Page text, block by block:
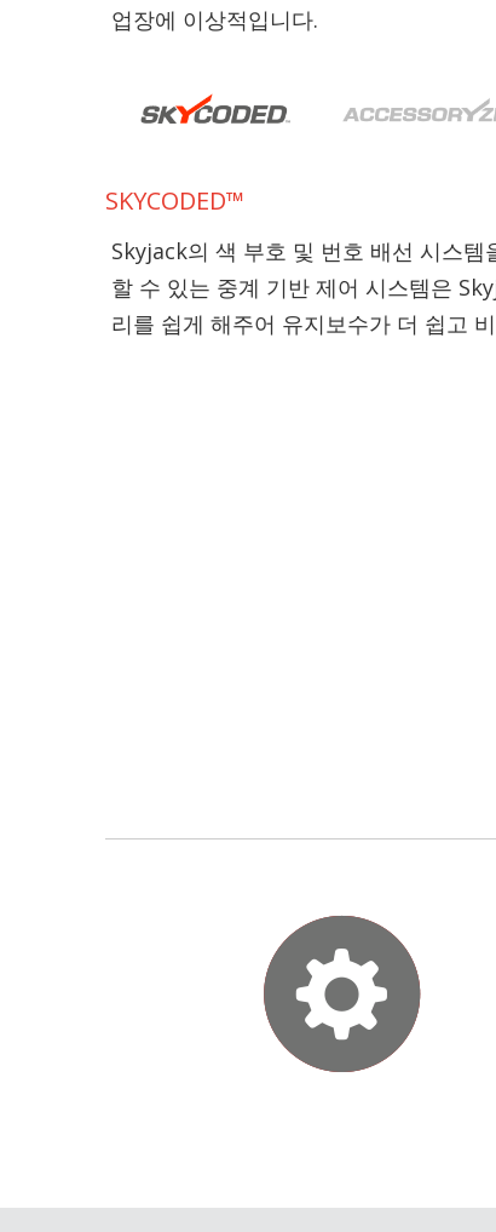
업장에 이상적입니다.
SKYCODED™
Skyjack의 색 부호 및 번호 배선 시스템
할 수 있는 중계 기반 제어 시스템은
리를 쉽게 해주어 유지보수가 더 쉽고